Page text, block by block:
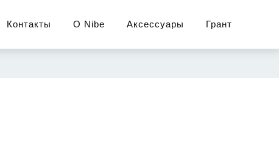
Контакты О Nibe Аксессуары Грант